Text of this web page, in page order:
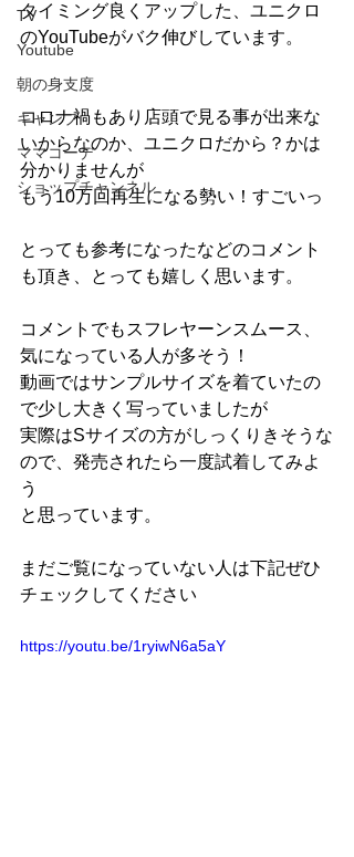
TV
Youtube
朝の身支度
キャンプ
ママコーデ
ショップチャンネル
タイミング良くアップした、ユニクロ
のYouTubeがバク伸びしています。
コロナ禍もあり店頭で見る事が出来な
いからなのか、ユニクロだから？かは
分かりませんが
もう10万回再生になる勢い！すごいっ
とっても参考になったなどのコメント
も頂き、とっても嬉しく思います。
コメントでもスフレヤーンスムース、
気になっている人が多そう！
動画ではサンプルサイズを着ていたの
で少し大きく写っていましたが
実際はSサイズの方がしっくりきそうな
ので、発売されたら一度試着してみよ
う
と思っています。
まだご覧になっていない人は下記ぜひ
チェックしてください
https://youtu.be/1ryiwN6a5aY